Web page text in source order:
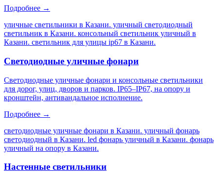
Подробнее →
уличные светильники в Казани. уличный светодиодный
светильник в Казани. консольный светильник уличный в
Казани. светильник для улицы ip67 в Казани.
Светодиодные уличные фонари
Светодиодные уличные фонари и консольные светильники
для дорог, улиц, дворов и парков. IP65–IP67, на опору и
кронштейн, антивандальное исполнение.
Подробнее →
светодиодные уличные фонари в Казани. уличный фонарь
светодиодный в Казани. led фонарь уличный в Казани. фонарь
уличный на опору в Казани.
Настенные светильники